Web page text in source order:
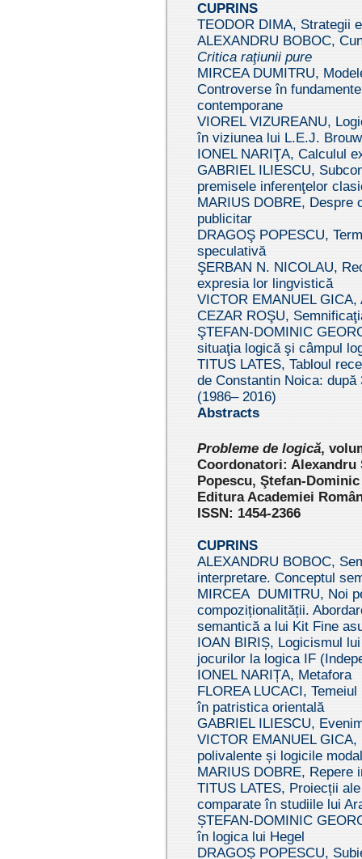
CUPRINS
TEODOR DIMA, Strategii
ALEXANDRU BOBOC,
Critica raţiunii pure
MIRCEA DUMITRU,
Controverse în
contemporane
VIOREL VIZUREANU,
în viziunea lui L.E.J.
IONEL NARIŢA, Calculul
GABRIEL ILIESCU,
premisele inferenţelor
MARIUS DOBRE,
publicitar
DRAGOŞ POPESCU,
speculativă
ŞERBAN N. NICOLAU,
expresia lor lingvistică
VICTOR EMANUEL
CEZAR ROŞU,
ŞTEFAN-DOMINIC
situaţia logică şi câmpul
TITUS LATES, Tabloul
de Constantin Noica:
(1986– 2016)
Abstracts
Probleme de logică,
Coordonatori: Alexandru
Popescu, Ştefan-
Editura Academiei
ISSN: 1454-2366
CUPRINS
ALEXANDRU BOBOC,
interpretare. Conceptul
MIRCEA DUMITRU, Noi
compoziționalității.
semantică a lui Kit Fine
IOAN BIRIȘ, Logicismul
jocurilor la logica IF
IONEL NARIȚA, Metafora
FLOREA LUCACI,
în patristica orientală
GABRIEL ILIESCU,
VICTOR EMANUEL
polivalente și logicile
MARIUS DOBRE, Repere
TITUS LATES, Proiecții
comparate în studiile lui
ȘTEFAN-DOMINIC
în logica lui Hegel
DRAGOȘ POPESCU,